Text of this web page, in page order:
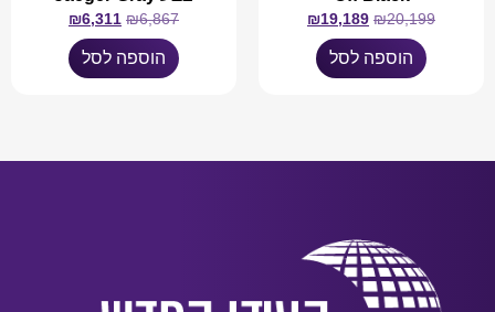
₪20,199
₪19,189
הוספה לסל
₪6,867
₪6,311
הוספה לסל